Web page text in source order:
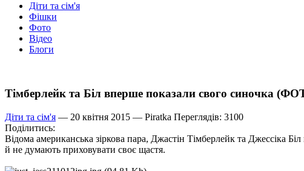
Діти та сім'я
Фішки
Фото
Відео
Блоги
Тімберлейк та Біл вперше показали свого синочка
Діти та сім'я — 20 квітня 2015 — Piratka Переглядів: 3100
Поділитись:
Відома американська зіркова пара, Джастін Тімберлейк та Джессіка
й не думають приховувати своє щастя.